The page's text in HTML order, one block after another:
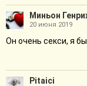
Миньон
20 июня 2019
Он очень секси, я
Pitaici